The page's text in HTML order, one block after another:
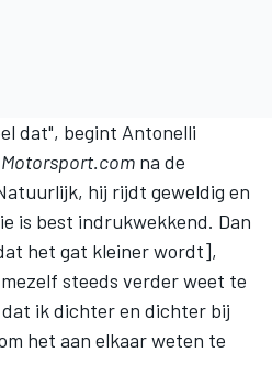
dat", begint Antonelli
Motorsport.com na de
hij rijdt geweldig en
is best indrukwekkend. Dan
het gat kleiner wordt],
steeds verder weet te
ik dichter en dichter bij
het aan elkaar weten te